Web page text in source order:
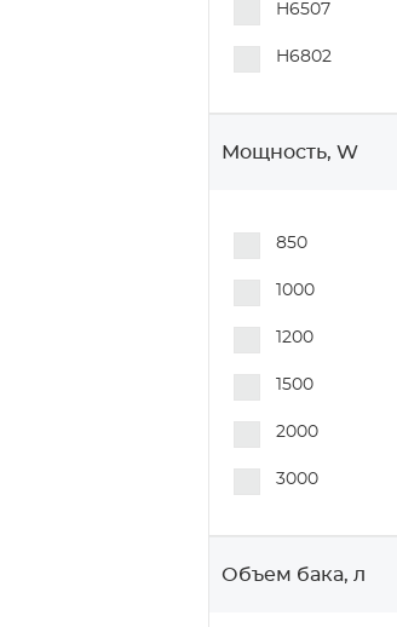
H6507
H6802
Мощность, W
850
1000
1200
1500
2000
3000
Объем бака, л